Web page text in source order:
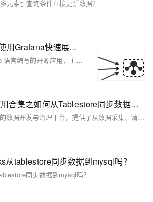
元索引查询条件直接更新数据？
玩转Tablestore：使用Grafana快速展示时序数据
Grafana 是一款采用 go 语言编写的开源应用，主要用于大规模指标数据的可视化展现，是网络架构和应用分析中最流行的时序数据展示工具，可以通过将采集的数据查询然后可视化的展示，实现报警通知；Grafana拥有丰富的数据源，官方支持以下数据源:Graphite，Elasticsearch，InfluxDB，Prometheus，Cloudwatch，MySQ
DataWorks产品使用合集之如何从Tablestore同步数据到MySQL
DataWorks作为一站式的数据开发与治理平台，提供了从数据采集、清洗、开发、调度、服务化、质量监控到安全管理的全套解决方案，帮助企业构建高效、规范、安全的大数据处理体系。以下是对DataWorks产品使用合集的概述，涵盖数据处理的各个环节。
从tablestore同步数据到mysql吗？
同步数据到mysql吗？